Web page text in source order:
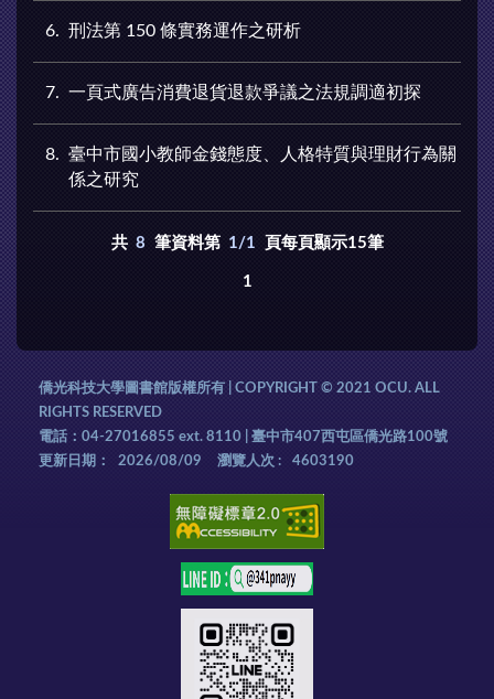
6 刑法第 150 條實務運作之研析
7 一頁式廣告消費退貨退款爭議之法規調適初探
8
臺中市國小教師金錢態度、人格特質與理財行為關
係之研究
共 8 筆資料第 1/1 頁每頁顯示15筆
1
僑光科技大學圖書館版權所有 | COPYRIGHT © 2021 OCU. ALL
RIGHTS RESERVED
電話：04-27016855 ext. 8110 | 臺中市407西屯區僑光路100號
更新日期：
2026/08/09 瀏覽人次 : 4603190